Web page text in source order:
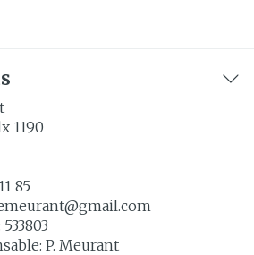
1190
85
gmail.com
533803
P. Meurant